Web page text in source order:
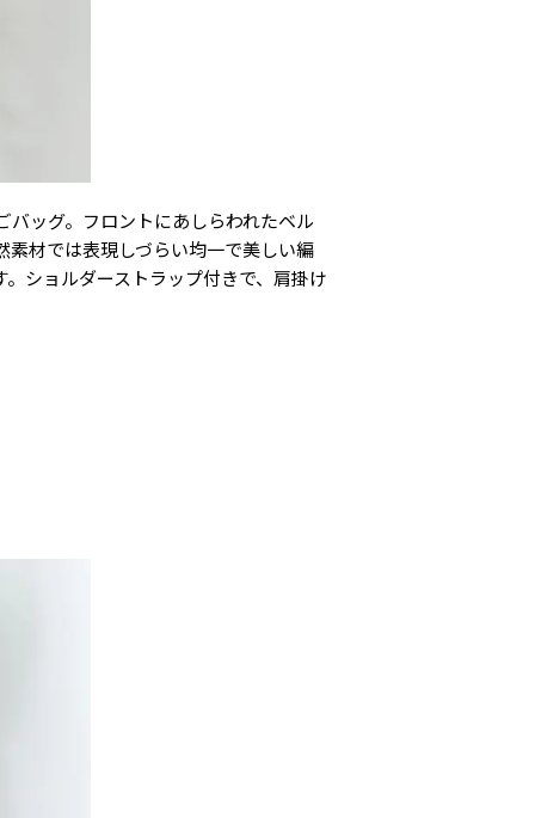
ッグ。フロントにあしらわれたベル
材では表現しづらい均一で美しい編
ショルダーストラップ付きで、肩掛け